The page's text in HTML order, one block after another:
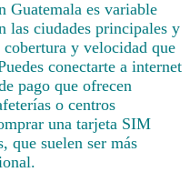
Guatemala es variable
las ciudades principales y
y velocidad que
conectarte a internet
pago que ofrecen
o centros
una tarjeta SIM
que suelen ser más